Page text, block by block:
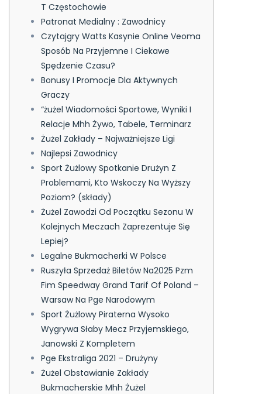
T Częstochowie
Patronat Medialny : Zawodnicy
Czytajgry Watts Kasynie Online Veoma
Sposób Na Przyjemne I Ciekawe
Spędzenie Czasu?
Bonusy I Promocje Dla Aktywnych
Graczy
“żużel Wiadomości Sportowe, Wyniki I
Relacje Mhh Żywo, Tabele, Terminarz
Żużel Zakłady – Najważniejsze Ligi
Najlepsi Zawodnicy
Sport Żużlowy Spotkanie Drużyn Z
Problemami, Kto Wskoczy Na Wyższy
Poziom? (składy)
Żużel Zawodzi Od Początku Sezonu W
Kolejnych Meczach Zaprezentuje Się
Lepiej?
Legalne Bukmacherki W Polsce
Ruszyła Sprzedaż Biletów Na2025 Pzm
Fim Speedway Grand Tarif Of Poland –
Warsaw Na Pge Narodowym
Sport Żużlowy Piraterna Wysoko
Wygrywa Słaby Mecz Przyjemskiego,
Janowski Z Kompletem
Pge Ekstraliga 2021 – Drużyny
Żużel Obstawianie Zakłady
Bukmacherskie Mhh Żużel